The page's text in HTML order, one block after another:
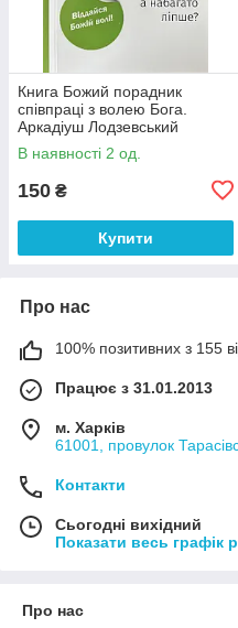
Книга Божий порадник
співпраці з волею Бога.
Аркадіуш Лодзевський
В наявності 2 од.
150 ₴
Купити
Про нас
100% позитивних з 155
Працює з 31.01.2013
м. Харків
61001, провулок
Контакти
Сьогодні вихідний
Показати весь графік
Про нас